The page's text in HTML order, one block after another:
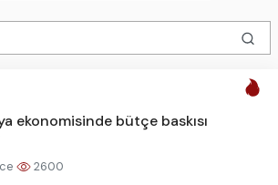
ekonomisinde bütçe baskısı
2600